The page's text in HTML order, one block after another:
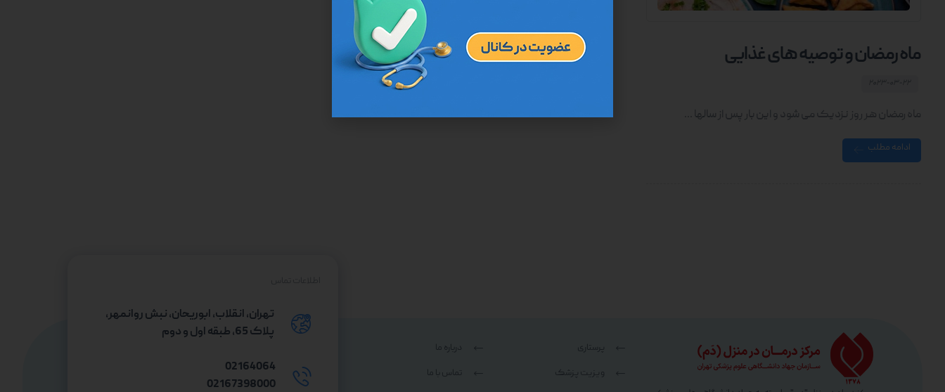
ماه رمضان و توصیه های غذایی
ماه رمضان هر روز نزدیک می شود و این بار پس از سالها ...
ادامه مطلب
پرستاری
ویزیت پزشک
درباره ما
تماس با ما
اطلاعات تماس
تهران، انقلاب، ابوریحان، نبش روانمهر،
پلاک 65، طبقه اول و دوم
02164064
02167398000